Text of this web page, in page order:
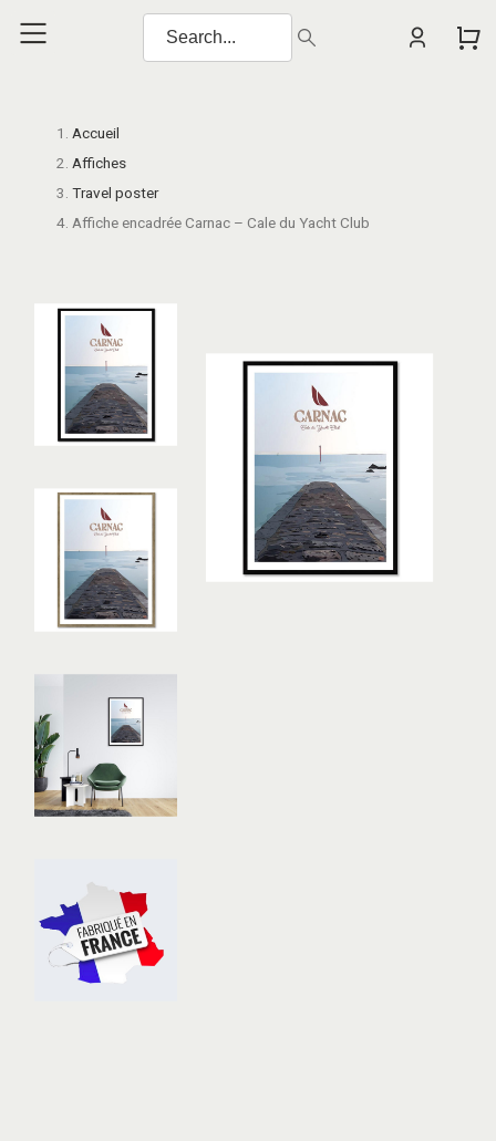
Accueil
Affiches
Travel poster
Affiche encadrée Carnac – Cale du Yacht Club